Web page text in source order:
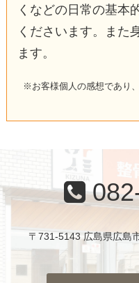
くなどの日常の基本
くださいます。また
ます。
※お客様個人の感想であり
〒731-5143 広島県広島